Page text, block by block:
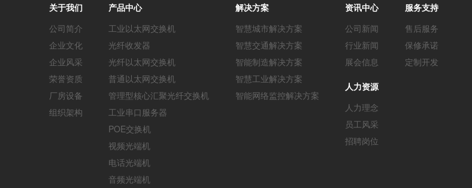
关于我们
公司简介
企业文化
企业风采
荣誉资质
厂房设备
组织架构
产品中心
工业以太网交换机
光纤收发器
光纤以太网交换机
普通以太网交换机
管理型核心汇聚光纤交换机
工业串口服务器
POE交换机
视频光端机
电话光端机
音频光端机
解决方案
智慧城市解决方案
智慧交通解决方案
智能制造解决方案
智慧工业解决方案
智能网络监控解决方案
资讯中心
公司新闻
行业新闻
展会信息
服务支持
售后服务
保修承诺
定制开发
人力资源
人力理念
员工风采
招聘岗位